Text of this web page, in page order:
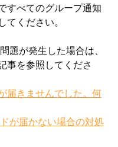
すべてのグループ通知
ください。
題が発生した場合は、
事を参照してくださ
届きませんでした。何
が届かない場合の対処